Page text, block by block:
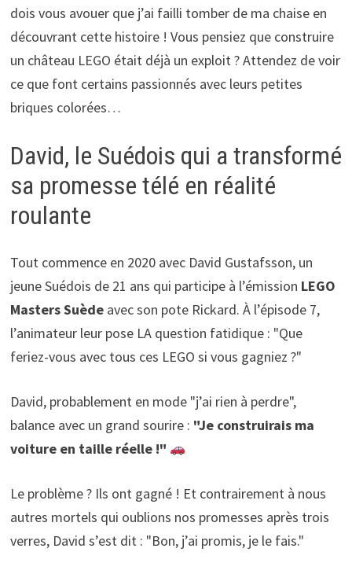
dois vous avouer que j’ai failli tomber de ma chaise en
découvrant cette histoire ! Vous pensiez que construire
un château LEGO était déjà un exploit ? Attendez de voir
ce que font certains passionnés avec leurs petites
briques colorées…
David, le Suédois qui a transformé
sa promesse télé en réalité
roulante
Tout commence en 2020 avec David Gustafsson, un
jeune Suédois de 21 ans qui participe à l’émission LEGO
Masters Suèdeavec son pote Rickard. À l’épisode 7,
l’animateur leur pose LA question fatidique : "Que
feriez-vous avec tous ces LEGO si vous gagniez ?"
David, probablement en mode "j’ai rien à perdre",
balance avec un grand sourire : "Je construirais ma
voiture en taille réelle !"
Le problème ? Ils ont gagné ! Et contrairement à nous
autres mortels qui oublions nos promesses après trois
verres, David s’est dit : "Bon, j’ai promis, je le fais."